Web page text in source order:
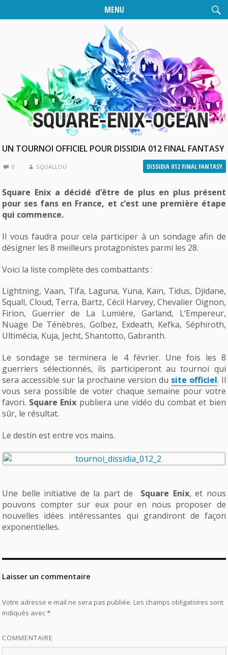
MENU
UN TOURNOI OFFICIEL POUR DISSIDIA 012 FINAL FANTASY
DISSIDIA 012 FINAL FANTASY
0 SQUALLOU
Square Enix a décidé d’être de plus en plus présent
pour ses fans en France, et c’est une première étape
qui commence.
Il vous faudra pour cela participer à un sondage afin de
désigner les 8 meilleurs protagonistes parmi les 28.
Voici la liste complète des combattants :
Lightning, Vaan, Tifa, Laguna, Yuna, Kaïn, Tidus, Djidane,
Squall, Cloud, Terra, Bartz, Cécil Harvey, Chevalier Oignon,
Firion, Guerrier de La Lumiére, Garland, L’Empereur,
Nuage De Ténèbres, Golbez, Exdeath, Kefka, Séphiroth,
Ultimécia, Kuja, Jecht, Shantotto, Gabranth.
Le sondage se terminera le 4 février. Une fois les 8
guerriers sélectionnés, ils participeront au tournoi qui
sera accessible sur la prochaine version du site officiel. Il
vous sera possible de voter chaque semaine pour votre
favori. Square Enix publiera une vidéo du combat et bien
sûr, le résultat.
Le destin est entre vos mains.
Une belle initiative de la part de Square Enix, et nous
pouvons compter sur eux pour en nous proposer de
nouvelles idées intéressantes qui grandiront de façon
exponentielles.
Laisser un commentaire
Votre adresse e-mail ne sera pas publiée. Les champs obligatoires sont
indiqués avec*
COMMENTAIRE